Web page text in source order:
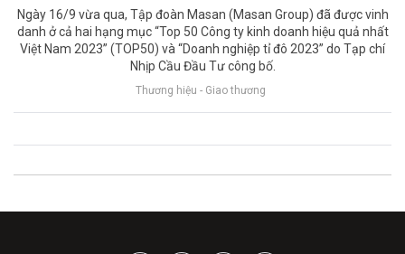
Ngày 16/9 vừa qua, Tập đoàn Masan (Masan Group) đã được vinh
danh ở cả hai hạng mục “Top 50 Công ty kinh doanh hiệu quả nhất
Việt Nam 2023” (TOP50) và “Doanh nghiệp tỉ đô 2023” do Tạp chí
Nhịp Cầu Đầu Tư công bố.
Thương hiệu - Giao thương